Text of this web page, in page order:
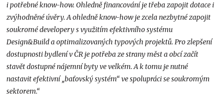
i potřebné know-how. Ohledně financování je třeba zapojit dotace i
zvýhodněné úvěry. A ohledně know-how je zcela nezbytné zapojit
soukromé developery s využitím efektivního systému
Design&Build a optimalizovaných typových projektů. Pro zlepšení
dostupnosti bydlení v ČR je potřeba ze strany měst a obcí začít
stavět dostupné nájemní byty ve velkém. A k tomu je nutné
nastavit efektivní „baťovský systém“ ve spolupráci se soukromým
sektorem.“